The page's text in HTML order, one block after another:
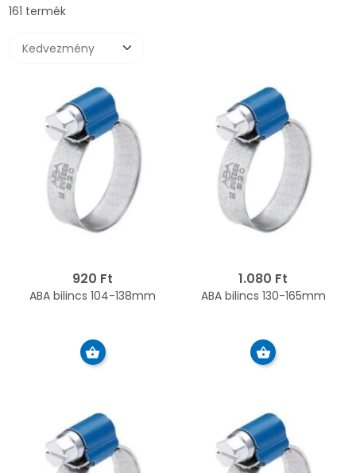
161 termék
920 Ft
ABA bilincs 104-138mm
1.080 Ft
ABA bilincs 130-165mm